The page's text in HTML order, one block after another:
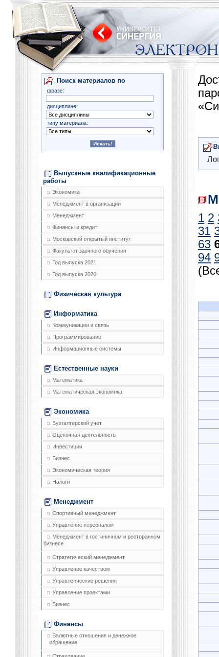
Поиск материалов по
фразе:
дисциплине:
типу материала:
Выпускные квалификационные
работы
Экономика
Менеджмент в организации
Менеджмент
Финансы и кредит
Московский открытый институт
Факультет заочного обучения
Год выпуска 2021
Год выпуска 2020
Физическая культура
Информатика
Коммуникации и связь
Программирование
Информационные системы
Естественные науки
Математика
Математическая экономика
Экономика
Бухгалтерский учет
Оценочная деятельность
Инвестиции
Бизнес
Экономическая теория
Налоги
Менеджмент
Спортивный менеджмент
Управление персоналом
Менеджмент в гостиничном и ресторанном
бизнесе
Стратегический менеджмент
Управление качеством
Управленческие решения
Управление проектами
Бизнес
Финансы
Валютные отношения и денежное
обращение
1 2
31
63
94